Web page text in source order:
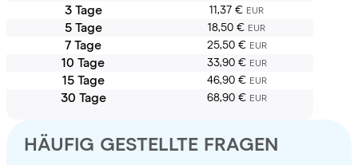
3 Tage 11,37 € EUR
5 Tage 18,50 € EUR
7 Tage 25,50 € EUR
10 Tage 33,90 € EUR
15 Tage 46,90 € EUR
30 Tage 68,90 € EUR
HÄUFIG GESTELLTE FRAGEN